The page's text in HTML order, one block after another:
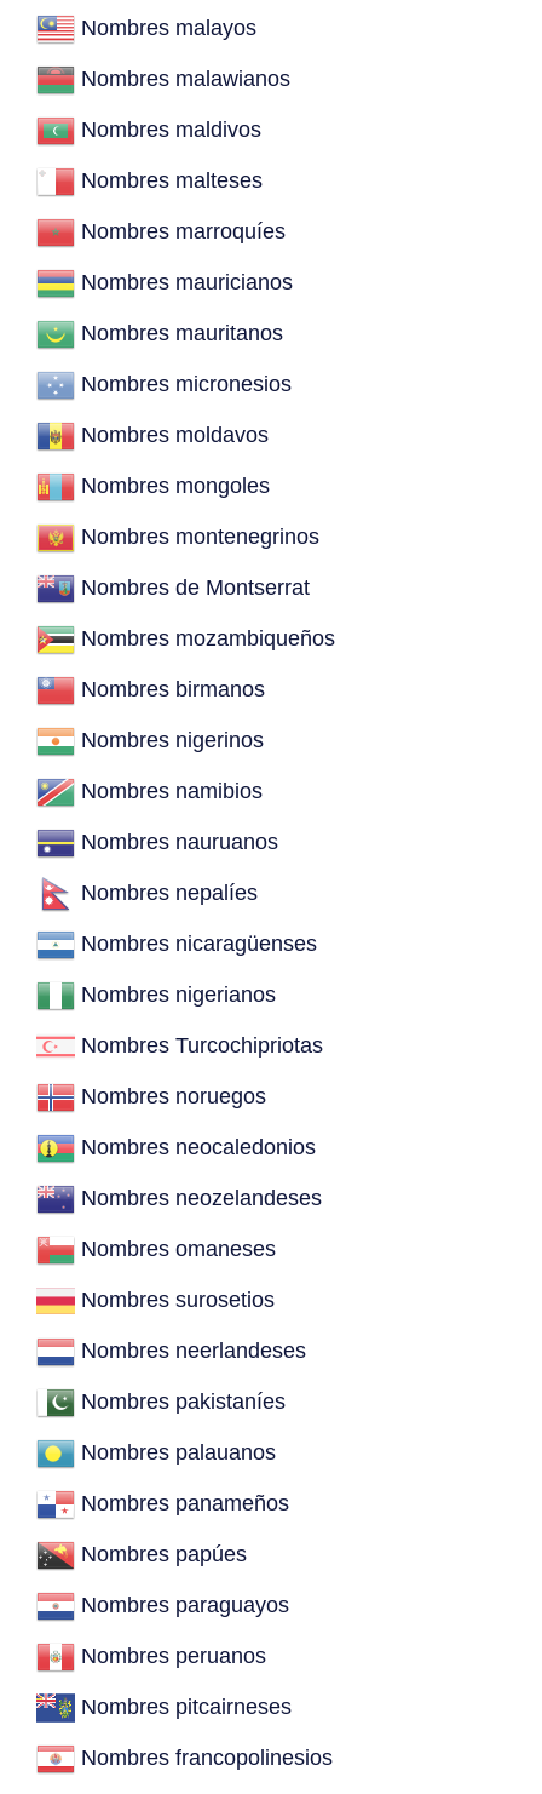
Nombres malayos
Nombres malawianos
Nombres maldivos
Nombres malteses
Nombres marroquíes
Nombres mauricianos
Nombres mauritanos
Nombres micronesios
Nombres moldavos
Nombres mongoles
Nombres montenegrinos
Nombres de Montserrat
Nombres mozambiqueños
Nombres birmanos
Nombres nigerinos
Nombres namibios
Nombres nauruanos
Nombres nepalíes
Nombres nicaragüenses
Nombres nigerianos
Nombres Turcochipriotas
Nombres noruegos
Nombres neocaledonios
Nombres neozelandeses
Nombres omaneses
Nombres surosetios
Nombres neerlandeses
Nombres pakistaníes
Nombres palauanos
Nombres panameños
Nombres papúes
Nombres paraguayos
Nombres peruanos
Nombres pitcairneses
Nombres francopolinesios